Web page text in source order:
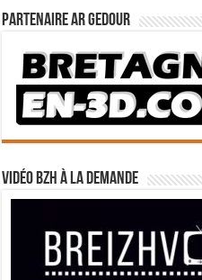
Partenaire Ar Gedour
Vidéo BZH à la demande